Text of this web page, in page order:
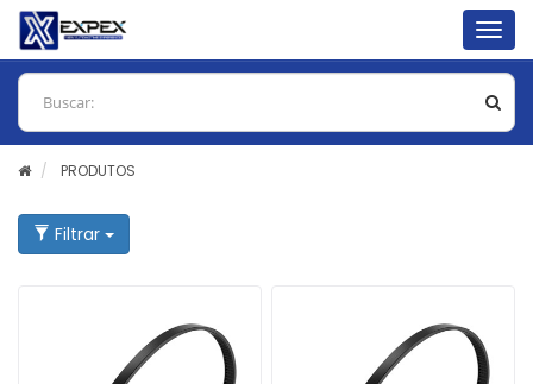
PRODUTOS
Filtrar